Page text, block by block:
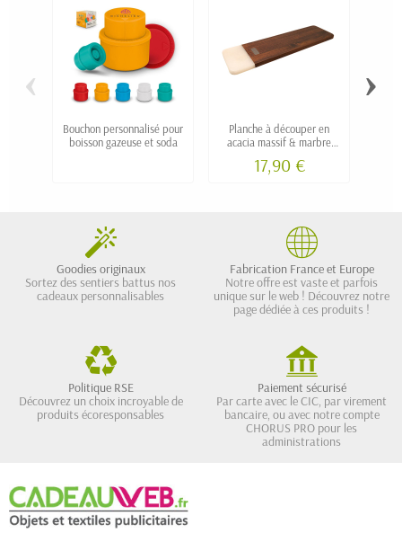
Bouchon personnalisé pour
boisson gazeuse et soda
Planche à découper en
acacia massif & marbre
50cm
17,90 €
‹ ›
Goodies originaux
Sortez des sentiers battus nos
cadeaux personnalisables
Fabrication France et Europe
Notre offre est vaste et parfois
unique sur le web ! Découvrez notre
page dédiée à ces produits !
Politique RSE
Découvrez un choix incroyable de
produits écoresponsables
Paiement sécurisé
Par carte avec le CIC, par virement
bancaire, ou avec notre compte
CHORUS PRO pour les
administrations